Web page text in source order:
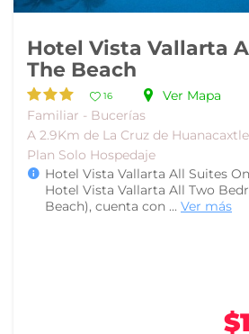
Hotel Vista Vallarta
The Beach
16
Ver Mapa
Familiar - Bucerías
A 2.9Km de La Cruz de Huanacaxtle
Plan Solo Hospedaje
Hotel Vista Vallarta All Suites
Hotel Vista Vallarta All Two
Beach), cuenta con ... Ver más